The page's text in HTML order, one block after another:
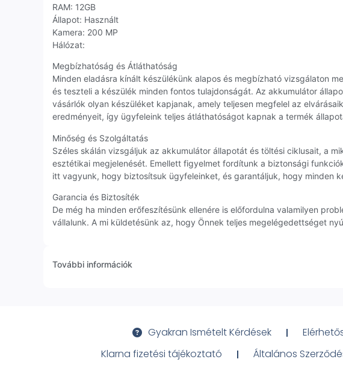
RAM: 12GB
Állapot: Használt
Kamera: 200 MP
Hálózat:
Megbízhatóság és Átláthatóság
Minden eladásra kínált készülékünk alapos és megbízható vizsgálaton
és teszteli a készülék minden fontos tulajdonságát. Az akkumulátor
vásárlók olyan készüléket kapjanak, amely teljesen megfelel az
eredményeit, így ügyfeleink teljes átláthatóságot kapnak a termék
Minőség és Szolgáltatás
Széles skálán vizsgáljuk az akkumulátor állapotát és töltési ciklusait, a
esztétikai megjelenését. Emellett figyelmet fordítunk a biztonsági
itt vagyunk, hogy biztosítsuk ügyfeleinket, és garantáljuk, hogy minden
Garancia és Biztosíték
De még ha minden erőfeszítésünk ellenére is előfordulna valamilyen
vállalunk. A mi küldetésünk az, hogy Önnek teljes megelégedettséget
További információk
Gyakran Ismételt Kérdések
Klarna fizetési tájékoztató
Általános